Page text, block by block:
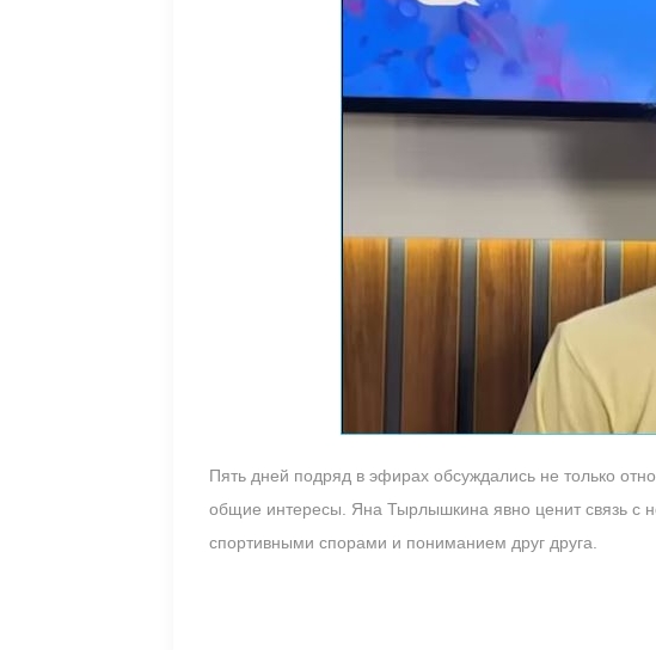
Пять дней подряд в эфирах обсуждались не только
общие интересы. Яна Тырлышкина явно ценит связь с
спортивными спорами и пониманием друг друга.